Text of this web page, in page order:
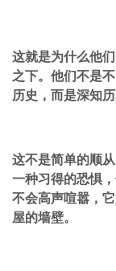
这就是为什么他
之下。他们不是
历史，而是深知
这不是简单的顺
一种习得的恐惧
不会高声喧嚣，
屋的墙壁。